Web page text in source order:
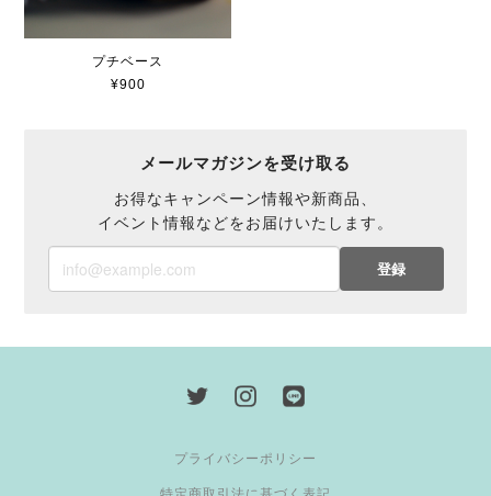
プチベース
¥900
メールマガジンを受け取る
お得なキャンペーン情報や新商品、
イベント情報などをお届けいたします。
登録
プライバシーポリシー